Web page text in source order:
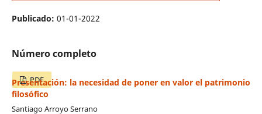
Publicado: 01-01-2022
Número completo
PDF
Presentación: la necesidad de poner en valor el patrimonio
filosófico
Santiago Arroyo Serrano